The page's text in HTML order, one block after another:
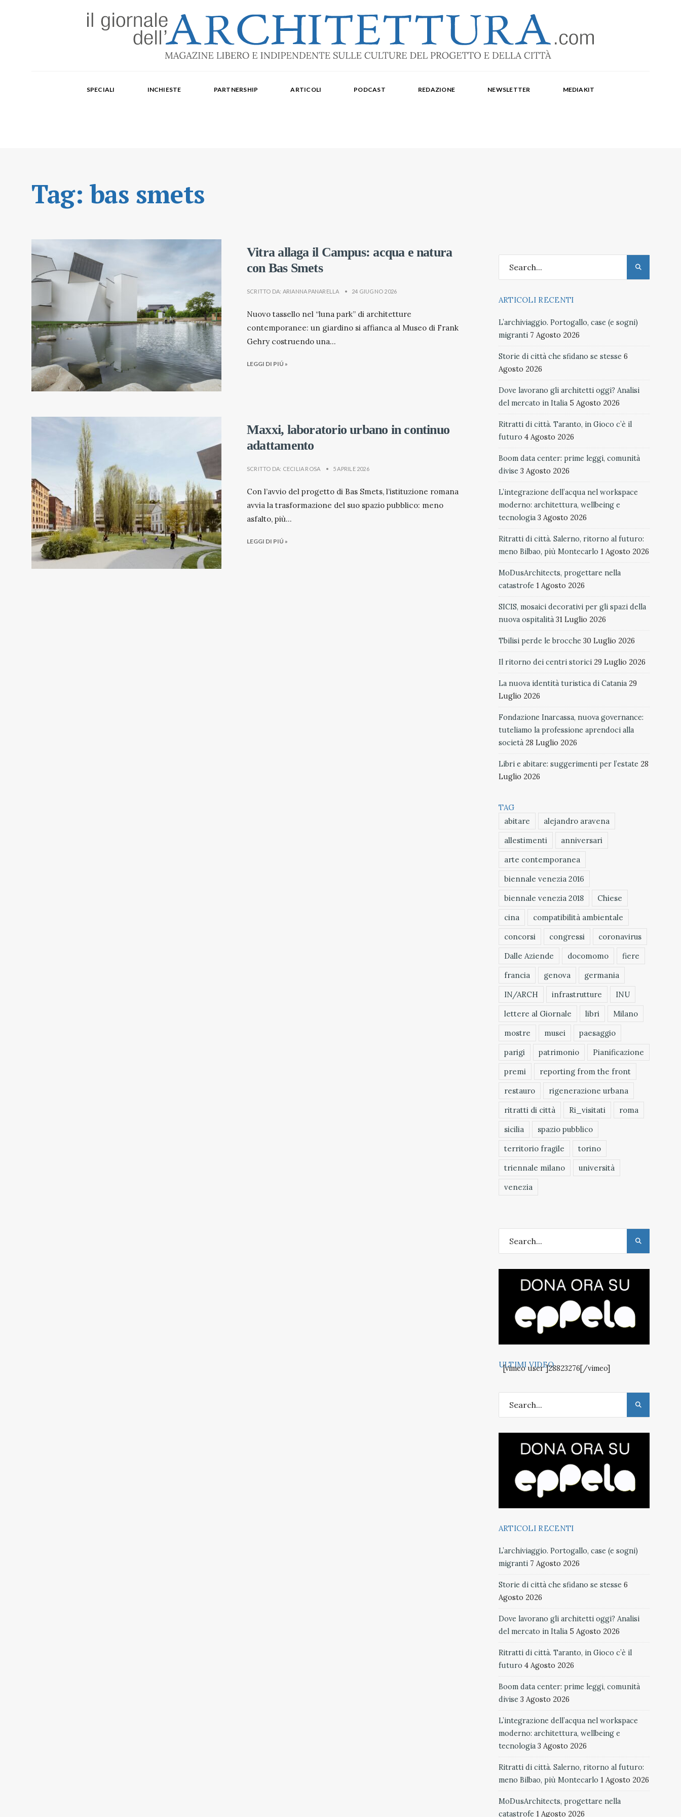
Paola Repellino, Veronica Rodenigo, Cecilia Rosa, Ubaldo Spina. Editore Delegato per The Architectural Post: Luca Gibello.
SPECIALI INCHIESTE PARTNERSHIP ARTICOLI PODCAST REDAZIONE NEWSLETTER MEDIAKIT
Tag:bas smets
Vitra allaga il Campus: acqua e natura
con Bas Smets
SCRITTO DA: ARIANNA PANARELLA • 24 GIUGNO 2026
Nuovo tassello nel “luna park” di architetture
contemporanee: un giardino si affianca al Museo di Frank
Gehry costruendo una...
LEGGI DI PIÚ »
Maxxi, laboratorio urbano in continuo
adattamento
SCRITTO DA: CECILIA ROSA • 5 APRILE 2026
Con l’avvio del progetto di Bas Smets, l’istituzione romana
avvia la trasformazione del suo spazio pubblico: meno
asfalto, più...
LEGGI DI PIÚ »
ARTICOLI RECENTI
L’archiviaggio. Portogallo, case (e sogni)
migranti 7 Agosto 2026
Storie di città che sfidano se stesse 6
Agosto 2026
Dove lavorano gli architetti oggi? Analisi
del mercato in Italia 5 Agosto 2026
Ritratti di città. Taranto, in Gioco c’è il
futuro 4 Agosto 2026
Boom data center: prime leggi, comunità
divise 3 Agosto 2026
L’integrazione dell’acqua nel workspace
moderno: architettura, wellbeing e
tecnologia 3 Agosto 2026
Ritratti di città. Salerno, ritorno al futuro:
meno Bilbao, più Montecarlo 1 Agosto 2026
MoDusArchitects, progettare nella
catastrofe 1 Agosto 2026
SICIS, mosaici decorativi per gli spazi della
nuova ospitalità 31 Luglio 2026
Tbilisi perde le brocche 30 Luglio 2026
Il ritorno dei centri storici 29 Luglio 2026
La nuova identità turistica di Catania 29
Luglio 2026
Fondazione Inarcassa, nuova governance:
tuteliamo la professione aprendoci alla
società 28 Luglio 2026
Libri e abitare: suggerimenti per l’estate 28
Luglio 2026
TAG
abitare
alejandro aravena
allestimenti
anniversari
arte contemporanea
biennale venezia 2016
biennale venezia 2018
Chiese
cina
compatibilità ambientale
concorsi
congressi
coronavirus
Dalle Aziende
docomomo
fiere
francia
genova
germania
IN/ARCH
infrastrutture
INU
lettere al Giornale
libri
Milano
mostre
musei
paesaggio
parigi
patrimonio
Pianificazione
premi
reporting from the front
restauro
rigenerazione urbana
ritratti di città
Ri_visitati
roma
sicilia
spazio pubblico
territorio fragile
torino
triennale milano
università
venezia
ULTIMI VIDEO
[vimeo user ]28823276[/vimeo]
ARTICOLI RECENTI
L’archiviaggio. Portogallo, case (e sogni)
migranti 7 Agosto 2026
Storie di città che sfidano se stesse 6
Agosto 2026
Dove lavorano gli architetti oggi? Analisi
del mercato in Italia 5 Agosto 2026
Ritratti di città. Taranto, in Gioco c’è il
futuro 4 Agosto 2026
Boom data center: prime leggi, comunità
divise 3 Agosto 2026
L’integrazione dell’acqua nel workspace
moderno: architettura, wellbeing e
tecnologia 3 Agosto 2026
Ritratti di città. Salerno, ritorno al futuro:
meno Bilbao, più Montecarlo 1 Agosto 2026
MoDusArchitects, progettare nella
catastrofe 1 Agosto 2026